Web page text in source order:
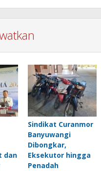
dan
Sindikat Curanmor
Banyuwangi
Dibongkar,
Eksekutor hingga
Penadah